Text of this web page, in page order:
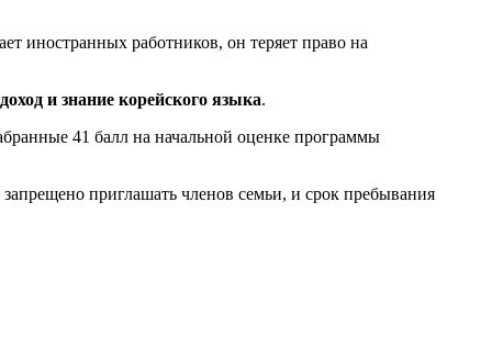
иностранных работников, он теряет право на
и знание корейского языка.
41 балл на начальной оценке программы
приглашать членов семьи, и срок пребывания